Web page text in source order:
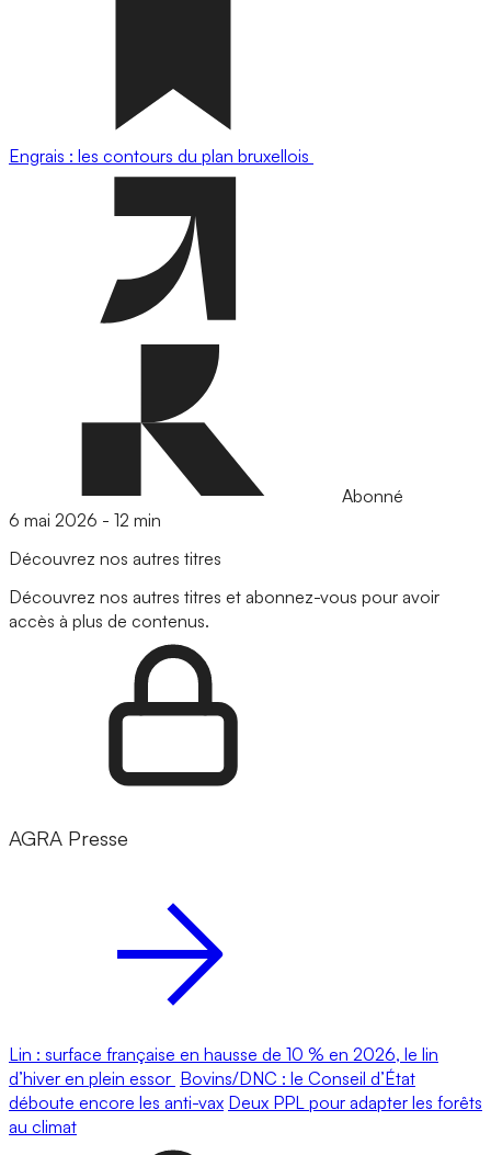
Engrais : les contours du plan bruxellois
Abonné
6 mai 2026 - 12 min
Découvrez nos autres titres
Découvrez nos autres titres et abonnez-vous pour avoir
accès à plus de contenus.
AGRA Presse
Lin : surface française en hausse de 10 % en 2026, le lin
d’hiver en plein essor Bovins/DNC : le Conseil d’État
déboute encore les anti-vax Deux PPL pour adapter les forêts
au climat